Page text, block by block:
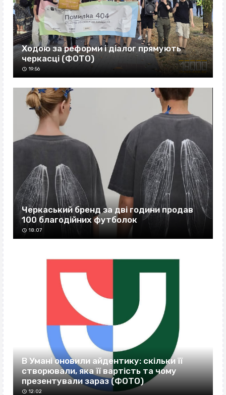
Ходою за реформи і діалог прямують
черкасці (ФОТО)
19:56
Черкаський бренд за дві години продав
100 благодійних футболок
18:07
В Умані оновили айдентику: скільки її
створювали, яка її вартість та чому
презентували зараз (ФОТО)
12:02